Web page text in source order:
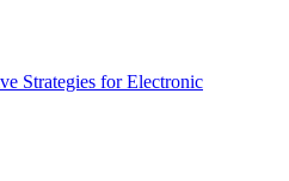
Strategies for Electronic